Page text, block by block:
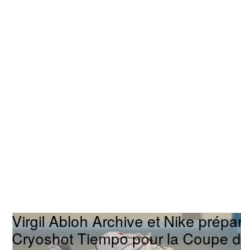
Virgil Abloh Archive et Nike
Cryoshot Tiempo pour la Coupe